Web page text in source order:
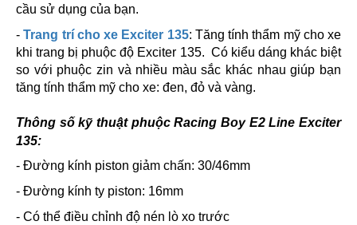
cầu sử dụng của bạn.
-Trang trí cho xe Exciter 135: Tăng tính thẩm mỹ cho xe
khi trang bị phuộc độ Exciter 135. Có kiểu dáng khác biệt
so với phuộc zin và nhiều màu sắc khác nhau giúp bạn
tăng tính thẩm mỹ cho xe: đen, đỏ và vàng.
Thông số kỹ thuật phuộc Racing Boy E2 Line Exciter
135:
- Đường kính piston giảm chấn: 30/46mm
- Đường kính ty piston: 16mm
- Có thể điều chỉnh độ nén lò xo trước